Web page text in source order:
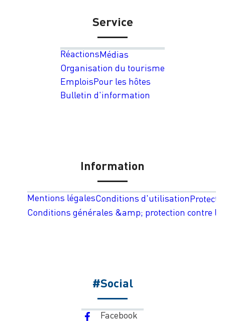
Service
RéactionsMédias
Organisation du tourisme
EmploisPour les hôtes
Bulletin d'information
Information
Mentions légalesConditions d'utilisation
Conditions générales &amp; protection contre
#Social
Facebook